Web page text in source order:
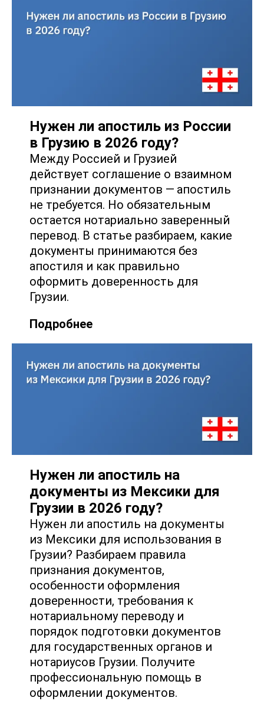
Нужен ли апостиль из России
в Грузию в 2026 году?
Между Россией и Грузией
действует соглашение о взаимном
признании документов — апостиль
не требуется. Но обязательным
остается нотариально заверенный
перевод. В статье разбираем, какие
документы принимаются без
апостиля и как правильно
оформить доверенность для
Грузии.
Подробнее
Нужен ли апостиль на
документы из Мексики для
Грузии в 2026 году?
Нужен ли апостиль на документы
из Мексики для использования в
Грузии? Разбираем правила
признания документов,
особенности оформления
доверенности, требования к
нотариальному переводу и
порядок подготовки документов
для государственных органов и
нотариусов Грузии. Получите
профессиональную помощь в
оформлении документов.